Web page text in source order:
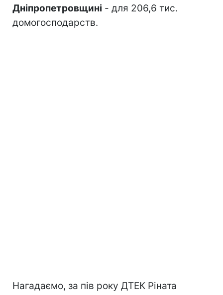
Дніпропетровщині - для 206,6 тис.
домогосподарств.
Нагадаємо, за пів року ДТЕК Ріната